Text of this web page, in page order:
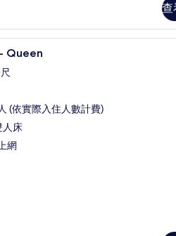
查
無障礙客房 - Queen |
Queen
(依實際入住人數計費)
人床
網